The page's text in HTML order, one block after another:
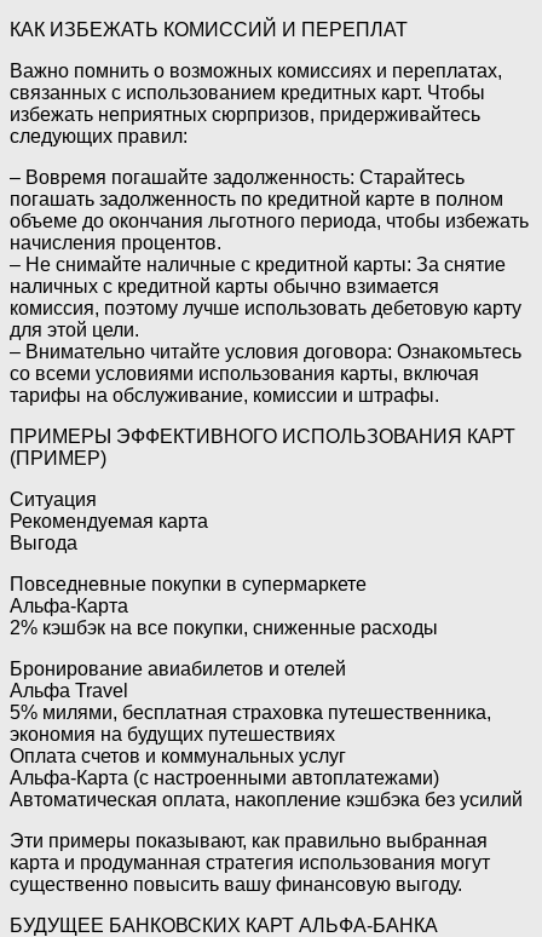
КАК ИЗБЕЖАТЬ КОМИССИЙ И ПЕРЕПЛАТ
Важно помнить о возможных комиссиях и переплатах,
связанных с использованием кредитных карт. Чтобы
избежать неприятных сюрпризов, придерживайтесь
следующих правил:
– Вовремя погашайте задолженность: Старайтесь
погашать задолженность по кредитной карте в полном
объеме до окончания льготного периода, чтобы избежать
начисления процентов.
– Не снимайте наличные с кредитной карты: За снятие
наличных с кредитной карты обычно взимается
комиссия, поэтому лучше использовать дебетовую карту
для этой цели.
– Внимательно читайте условия договора: Ознакомьтесь
со всеми условиями использования карты, включая
тарифы на обслуживание, комиссии и штрафы.
ПРИМЕРЫ ЭФФЕКТИВНОГО ИСПОЛЬЗОВАНИЯ КАРТ
(ПРИМЕР)
Ситуация
Рекомендуемая карта
Выгода
Повседневные покупки в супермаркете
Альфа-Карта
2% кэшбэк на все покупки, сниженные расходы
Бронирование авиабилетов и отелей
Альфа Travel
5% милями, бесплатная страховка путешественника,
экономия на будущих путешествиях
Оплата счетов и коммунальных услуг
Альфа-Карта (с настроенными автоплатежами)
Автоматическая оплата, накопление кэшбэка без усилий
Эти примеры показывают, как правильно выбранная
карта и продуманная стратегия использования могут
существенно повысить вашу финансовую выгоду.
БУДУЩЕЕ БАНКОВСКИХ КАРТ АЛЬФА-БАНКА